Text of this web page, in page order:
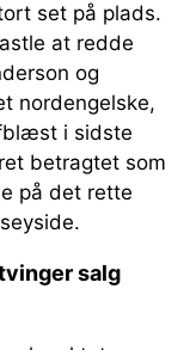
set på plads.
at redde
og
nordengelske,
i sidste
betragtet som
på det rette
salg